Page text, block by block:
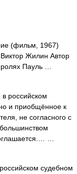
(фильм, 1967)
Жилин Автор
Пауль …
и приобщённое к
не согласного с
…
судебном